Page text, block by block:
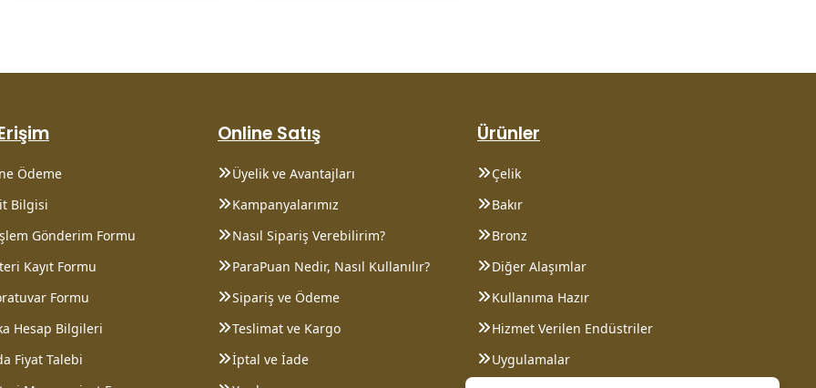
Ödeme
Bilgisi
Gönderim Formu
Kayıt Formu
Formu
Hesap Bilgileri
Fiyat Talebi
Online Satış
Üyelik ve Avantajları
Kampanyalarımız
Nasıl Sipariş Verebilirim?
ParaPuan Nedir, Nasıl Kullanılır?
Sipariş ve Ödeme
Teslimat ve Kargo
İptal ve İade
Ürünler
Çelik
Bakır
Bronz
Diğer Alaşımlar
Kullanıma Hazır
Hizmet Verilen Endüstriler
Uygulamalar